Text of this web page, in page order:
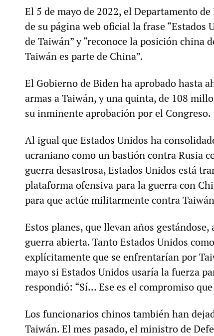
El 5 de mayo de 2022, el Departamento
de su página web oficial la frase “Estados
de Taiwán” y “reconoce la posición china
Taiwán es parte de China”.
El Gobierno de Biden ha aprobado hasta
armas a Taiwán, y una quinta, de 108
su inminente aprobación por el Congreso.
Al igual que Estados Unidos ha
ucraniano como un bastión contra Rusia
guerra desastrosa, Estados Unidos está
plataforma ofensiva para la guerra con
para que actúe militarmente contra
Estos planes, que llevan años
guerra abierta. Tanto Estados Unidos
explícitamente que se enfrentarían por
mayo si Estados Unidos usaría la fuerza
respondió: “Sí... Ese es el compromiso
Los funcionarios chinos también han
Taiwán. El mes pasado, el ministro de